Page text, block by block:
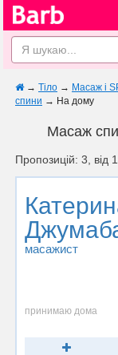
→ Тіло → Масаж і
спини → На дому
Масаж
Пропозицій: 3, від
масажист
принимаю дома